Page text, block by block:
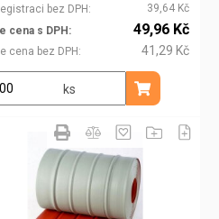
bez DPH
39,64 Kč
cena s DPH
cena bez DPH
49,96 Kč
41,29 Kč
ks Přidat do